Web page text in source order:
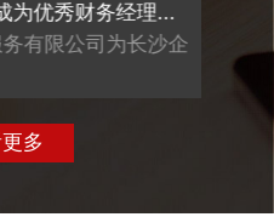
优秀财务经理...
限公司为长沙企
多